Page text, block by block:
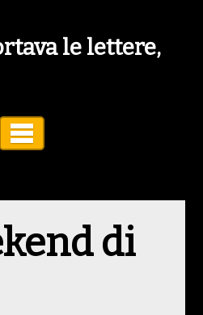
le lettere,
di